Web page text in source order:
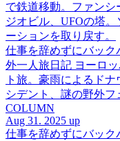
で鉄道移動。ファン
ジオビル、UFOの塔
ーションを取り戻す。
仕事を辞めずにバッ
外一人旅日記 ヨーロ
ト旅。豪雨によるド
シデント、謎の野外フ
COLUMN
Aug 31. 2025 up
仕事を辞めずにバッ